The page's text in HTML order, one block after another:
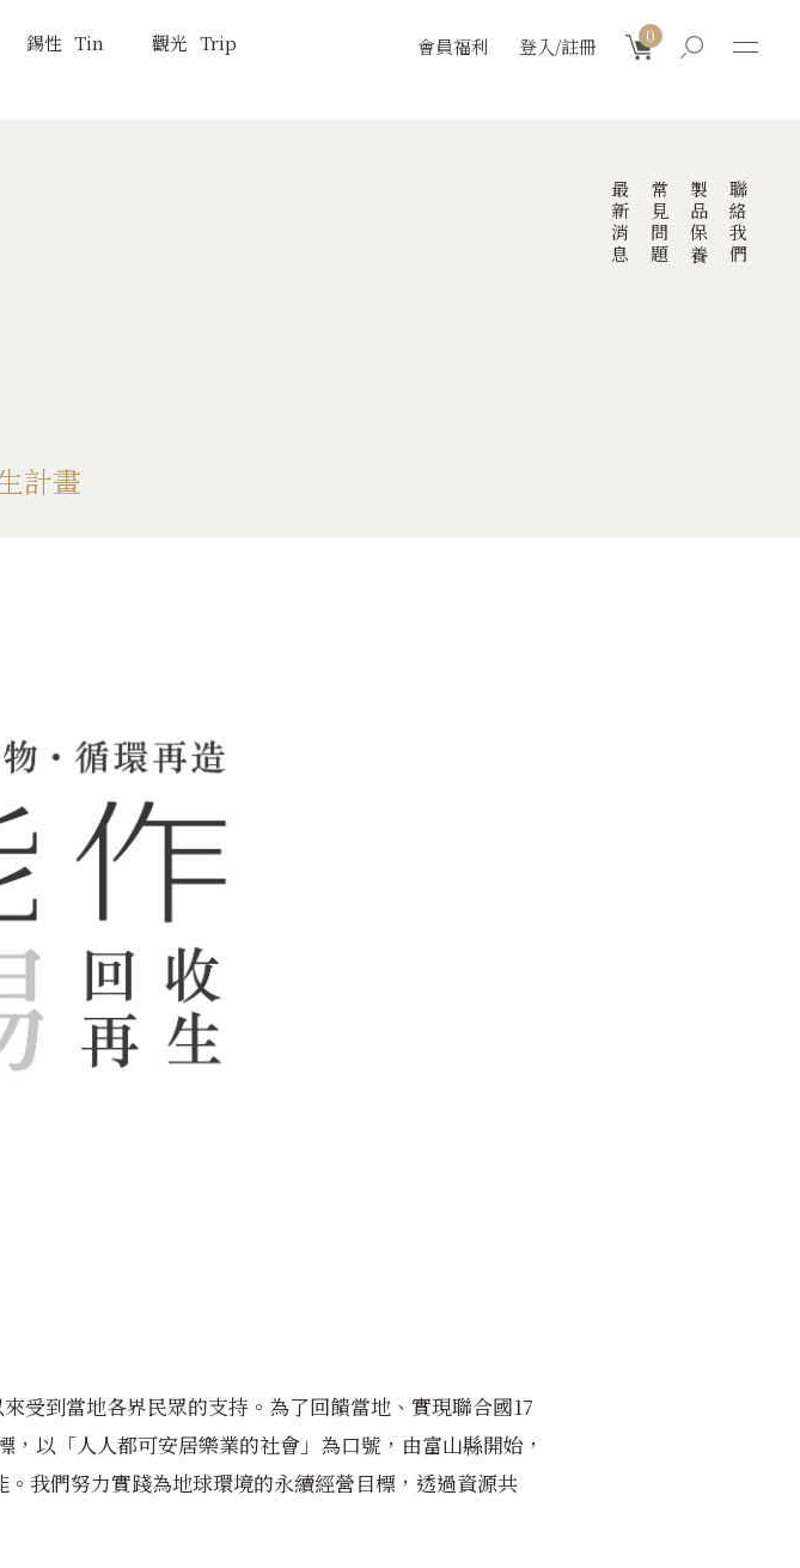
會員福利 登入/註冊 0
錫性 Tin 觀光 Trip
最新消息 常見問題 製品保養 聯絡我們
計畫
受到當地各界民眾的支持。為了回饋當地、實現聯合國17
以「人人都可安居樂業的社會」為口號，由富山縣開始，
我們努力實踐為地球環境的永續經營目標，透過資源共